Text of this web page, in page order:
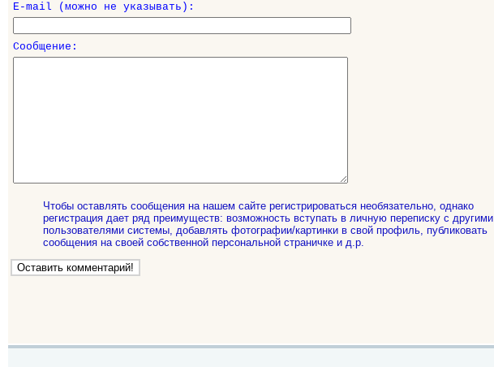
E-mail (можно не указывать):
Сообщение:
Чтобы оставлять сообщения на нашем сайте регистрироваться необязательно, однако
регистрация дает ряд преимуществ: возможность вступать в личную переписку с другими
пользователями системы, добавлять фотографии/картинки в свой профиль, публиковать
сообщения на своей собственной персональной страничке и д.р.